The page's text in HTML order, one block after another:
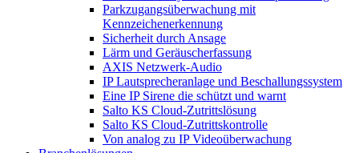
Parkzugangsüberwachung mit
Kennzeichenerkennung
Sicherheit durch Ansage
Lärm und Geräuscherfassung
AXIS Netzwerk-Audio
IP Lautsprecheranlage und Beschallungssystem
Eine IP Sirene die schützt und warnt
Salto KS Cloud-Zutrittslösung
Salto KS Cloud-Zutrittskontrolle
Von analog zu IP Videoüberwachung